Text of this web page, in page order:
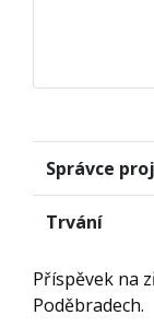
Správce
Trvání
Příspěvek na
Poděbradech.